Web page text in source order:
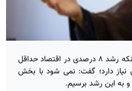
معاون حقوقی رئیس جمهوری با بیان اینکه رشد ۸ درصدی در اقتصاد حداقل
ارزی نیاز دارد؛ گفت: نمی شود با بخش
و به این رشد برسیم.